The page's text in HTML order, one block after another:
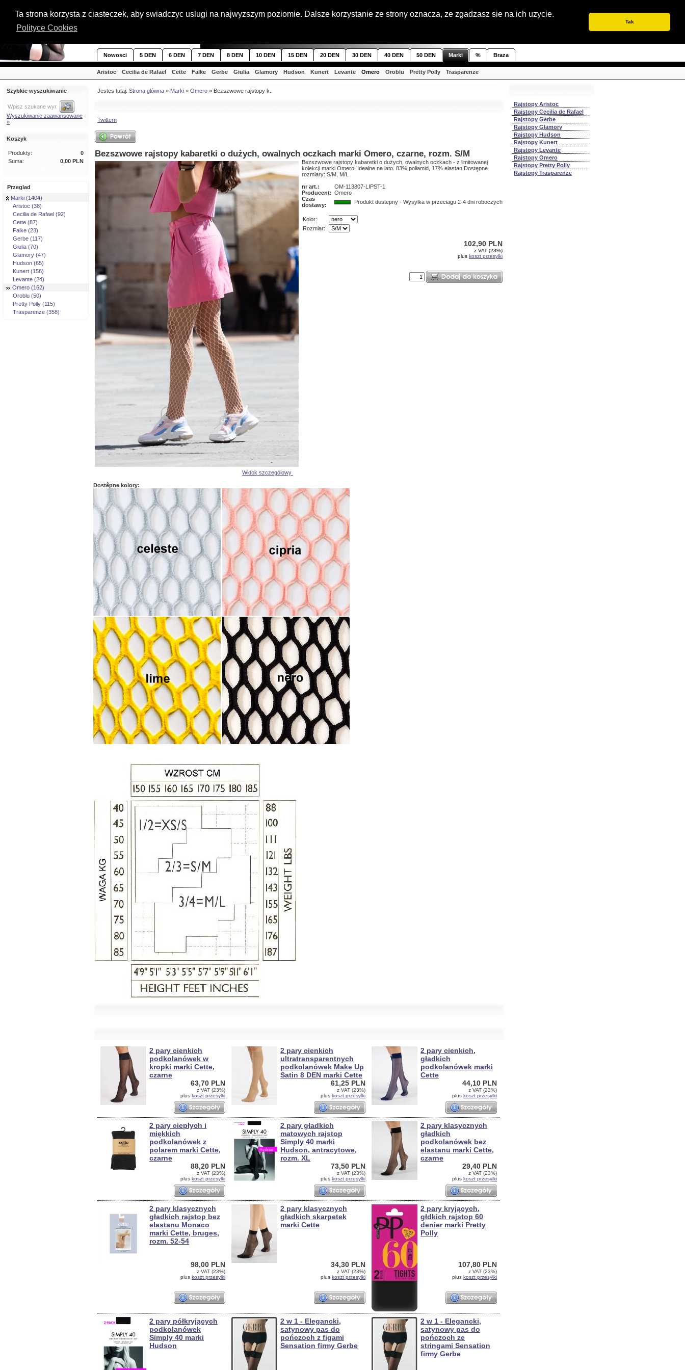
Ta strona korzysta z ciasteczek, aby swiadczyc uslugi na najwyzszym poziomie. Dalsze korzystanie ze strony oznacza, ze zgadzasz sie na ich uzycie.
Polityce Cookies
Tak
Nowosci 5 DEN 6 DEN 7 DEN 8 DEN 10 DEN 15 DEN 20 DEN 30 DEN 40 DEN 50 DEN Marki % Braza
Aristoc Cecilia de Rafael Cette Falke Gerbe Giulia Glamory Hudson Kunert Levante Omero Oroblu Pretty Polly Trasparenze
Szybkie wyszukiwanie
Wyszukiwanie zaawansowane
»
Koszyk
Produkty:
0
Suma:
0,00 PLN
Przeglad
Marki (1404)
Aristoc (38)
Cecilia de Rafael (92)
Cette (87)
Falke (23)
Gerbe (117)
Giulia (70)
Glamory (47)
Hudson (65)
Kunert (156)
Levante (24)
Omero (162)
Oroblu (50)
Pretty Polly (115)
Trasparenze (358)
Jestes tutaj: Strona glówna » Marki » Omero » Bezszwowe rajstopy k..
Twittern
Bezszwowe rajstopy kabaretki o dużych, owalnych oczkach marki Omero, czarne, rozm. S/M
Widok szczególowy
Bezszwowe rajstopy kabaretki o dużych, owalnych oczkach - z limitowanej
kolekcji marki Omero! Idealne na lato. 83% poliamid, 17% elastan Dostępne
rozmiary: S/M, M/L
nr art.:
OM-113807-LIPST-1
Producent: Omero
Czas
dostawy:
Produkt dostepny - Wysylka w przeciagu 2-4 dni roboczych
Kolor:
Rozmiar:
102,90 PLN
z VAT (23%)
plus koszt przesylki
Dostêpne kolory:
2 pary cienkich
podkolanówek w
kropki marki Cette,
czarne
2 pary cienkich
ultratransparentnych
podkolanówek Make Up
Satin 8 DEN marki Cette
2 pary cienkich,
gładkich
podkolanówek marki
Cette
63,70 PLN
z VAT (23%)
plus koszt przesylki
61,25 PLN
z VAT (23%)
plus koszt przesylki
44,10 PLN
z VAT (23%)
plus koszt przesylki
2 pary ciepłych i
miękkich
podkolanówek z
polarem marki Cette,
czarne
2 pary gładkich
matowych rajstop
Simply 40 marki
Hudson, antracytowe,
rozm. XL
2 pary klasycznych
gładkich
podkolanówek bez
elastanu marki Cette,
czarne
88,20 PLN
z VAT (23%)
plus koszt przesylki
73,50 PLN
z VAT (23%)
plus koszt przesylki
29,40 PLN
z VAT (23%)
plus koszt przesylki
2 pary klasycznych
gładkich rajstop bez
elastanu Monaco
marki Cette, bruges,
rozm. 52-54
2 pary klasycznych
gładkich skarpetek
marki Cette
2 pary kryjących,
głdkich rajstop 60
denier marki Pretty
Polly
98,00 PLN
z VAT (23%)
plus koszt przesylki
34,30 PLN
z VAT (23%)
plus koszt przesylki
107,80 PLN
z VAT (23%)
plus koszt przesylki
2 pary półkryjących
podkolanówek
Simply 40 marki
Hudson
2 w 1 - Elegancki,
satynowy pas do
pończoch z figami
Sensation firmy Gerbe
2 w 1 - Elegancki,
satynowy pas do
pończoch ze
stringami Sensation
firmy Gerbe
Rajstopy Aristoc
Rajstopy Cecilia de Rafael
Rajstopy Gerbe
Rajstopy Glamory
Rajstopy Hudson
Rajstopy Kunert
Rajstopy Levante
Rajstopy Omero
Rajstopy Pretty Polly
Rajstopy Trasparenze